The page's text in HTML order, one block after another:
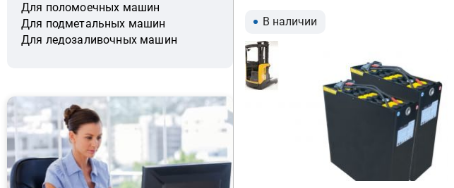
Для поломоечных машин
Для подметальных машин
Для ледозаливочных машин
В наличии